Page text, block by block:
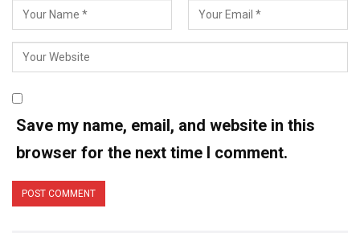
Save my name, email, and website in this
browser for the next time I comment.